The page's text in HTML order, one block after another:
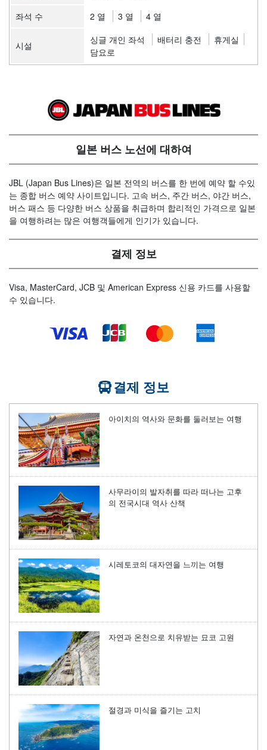
좌석 수
2 열 3 열 4 열
시설 싱글 개인 좌석 배터리 충전
휴게실
담요로
일본 버스 노선에 대하여
JBL (Japan Bus Lines)은 일본 전역의 버스를 한 번에 예약 할 수있
는 종합 버스 예약 사이트입니다. 고속 버스, 주간 버스, 야간 버스,
버스 패스 등 다양한 버스 상품을 취급하며 합리적인 가격으로 일본
을 여행하려는 많은 여행객들에게 인기가 있습니다.
결제 정보
Visa, MasterCard, JCB 및 American Express 신용 카드를 사용할
수 있습니다.
결제 정보
아이치의 역사와 문화를 둘러보는 여행
사무라이의 발자취를 따라 떠나는 고후
의 전국시대 역사 산책
시레토코의 대자연을 느끼는 여행
자연과 온천으로 치유받는 묘코 고원
절경과 미식을 즐기는 고치